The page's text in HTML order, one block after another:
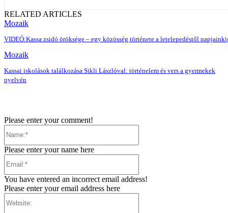
RELATED ARTICLES
Mozaik
VIDEÓ:Kassa zsidó öröksége – egy közösség története a letelepedéstől
Mozaik
Kassai iskolások találkozása Sikli Lászlóval: történelem és vers a gyermekek
nyelvén
Please enter your comment!
Please enter your name here
You have entered an incorrect email address!
Please enter your email address here